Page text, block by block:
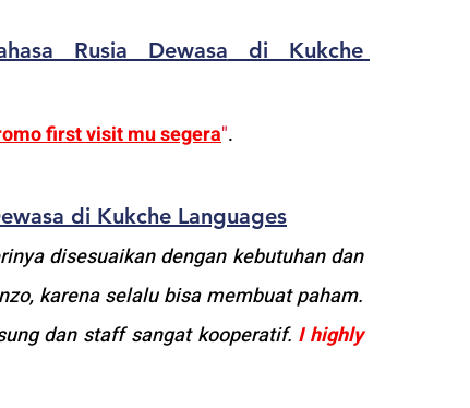
Rusia Dewasa di Kukche
first visit mu segera".
di Kukche Languages
disesuaikan dengan kebutuhan dan
karena selalu bisa membuat paham.
dan staff sangat kooperatif. I highly